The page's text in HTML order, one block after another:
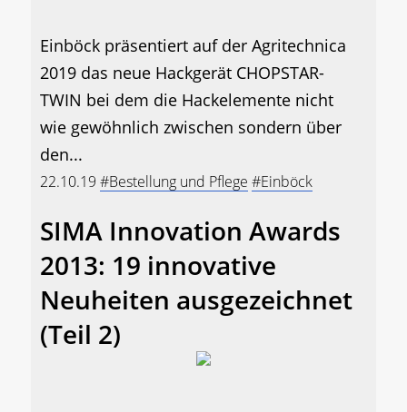
Einböck präsentiert auf der Agritechnica
2019 das neue Hackgerät CHOPSTAR-
TWIN bei dem die Hackelemente nicht
wie gewöhnlich zwischen sondern über
den...
22.10.19 #Bestellung und Pflege #Einböck
SIMA Innovation Awards
2013: 19 innovative
Neuheiten ausgezeichnet
(Teil 2)